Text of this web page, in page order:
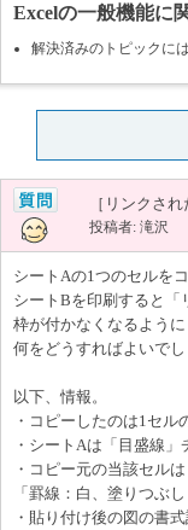
Excelの一般機能に
解決済みのトピックに
［リンクさ
投稿者: 滝沢
シートAの1つのセルを
シートBを印刷すると「
枠が付かなくなるように
何をどうすればよいでし
以下、情報。
・コピーしたのは1セル
・シートAは「目盛線」
・コピー元の当該セル
「罫線：白、塗りつぶ
・貼り付け後の図の書